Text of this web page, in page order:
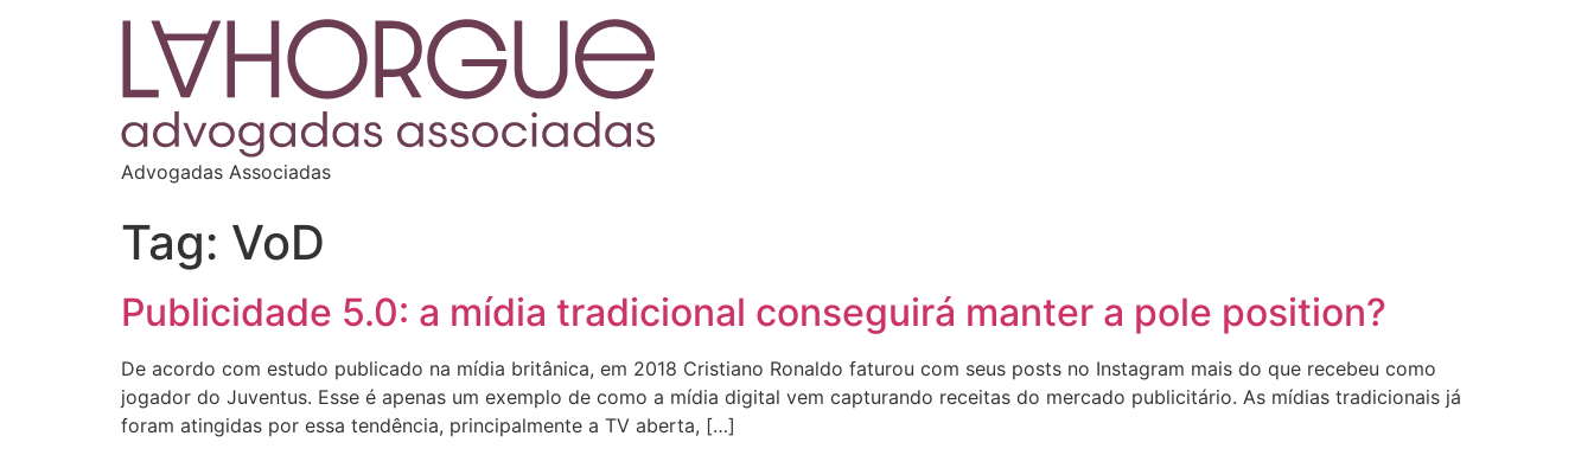
Advogadas Associadas
Tag: VoD
Publicidade 5.0: a mídia tradicional conseguirá manter a pole position?
De acordo com estudo publicado na mídia britânica, em 2018 Cristiano Ronaldo faturou com seus posts no Instagram mais do que recebeu como
jogador do Juventus. Esse é apenas um exemplo de como a mídia digital vem capturando receitas do mercado publicitário. As mídias tradicionais já
foram atingidas por essa tendência, principalmente a TV aberta, […]